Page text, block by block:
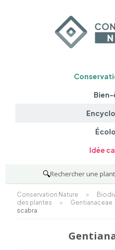
Idée
🔍Rechercher une
Conservation Nature >
des plantes
> Gentianaceae
scabra